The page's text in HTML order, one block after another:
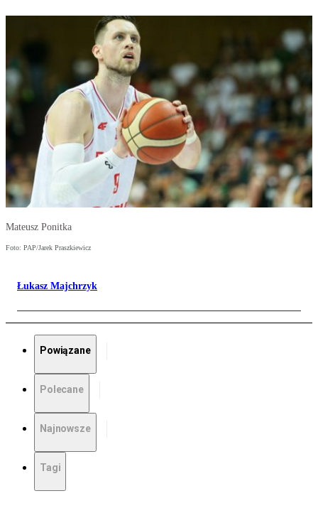
Mateusz Ponitka
Foto: PAP/Jarek Praszkiewicz
Łukasz Majchrzyk
Powiązane
Polecane
Najnowsze
Tagi